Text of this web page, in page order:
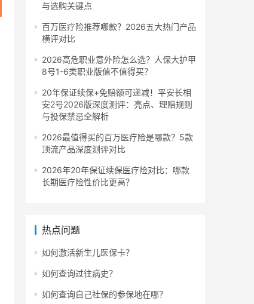
与选购关键点
百万医疗险推荐哪款？2026五大热门产品
横评对比
2026高危职业意外险怎么选？人保大护甲
8号1-6类职业版值不值得买？
20年保证续保+免赔额可递减！平安长相
安2号2026版深度测评：亮点、理赔规则
与投保禁忌全解析
2026最值得买的百万医疗险是哪款？5款
顶流产品深度测评对比
2026年20年保证续保医疗险对比：哪款
长期医疗险性价比更高？
热点问题
如何激活新生儿医保卡？
如何查询过往病史？
如何查询自己社保的参保地在哪？